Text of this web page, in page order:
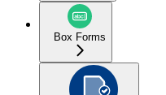
Box Forms